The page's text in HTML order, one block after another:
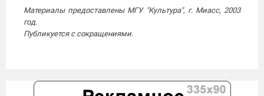
Материалы предоставлены МГУ "Культура", г. Миасс, 2003
год.
Публикуется с сокращениями.